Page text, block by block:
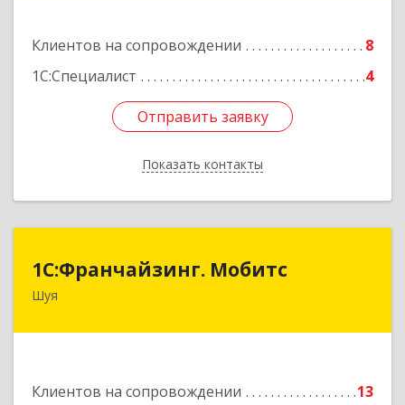
Клиентов на сопровождении
8
1С:Специалист
4
Отправить заявку
Показать контакты
Отправить заявку
Назад
1С:Франчайзинг. Мобитс
Шуя
Клиентов на сопровождении 13
1С:Франчайзинг. Мобитс